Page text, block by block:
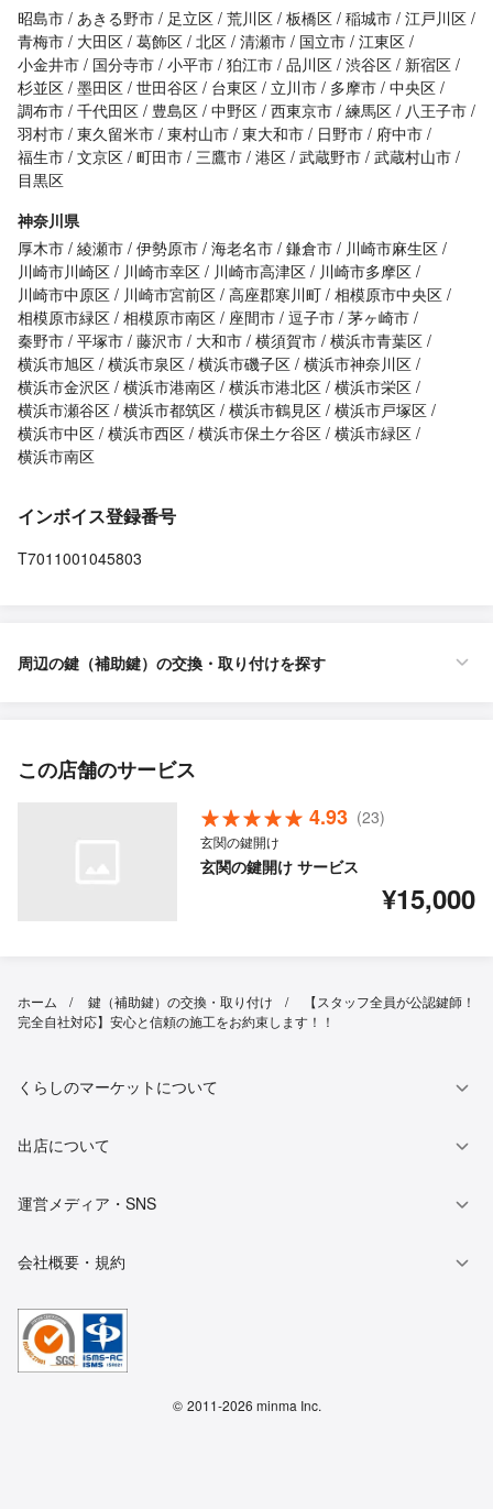
昭島市 あきる野市 足立区 荒川区 板橋区 稲城市 江戸川区
青梅市
大田区 葛飾区 北区 清瀬市 国立市 江東区
小金井市
国分寺市 小平市 狛江市 品川区 渋谷区
新宿区
杉並区 墨田区 世田谷区 台東区 立川市 多摩市 中央区
調布市 千代田区 豊島区 中野区 西東京市 練馬区
八王子市
羽村市 東久留米市 東村山市 東大和市 日野市
府中市
福生市 文京区 町田市 三鷹市 港区 武蔵野市 武蔵村山市
目黒区
神奈川県
厚木市 綾瀬市 伊勢原市 海老名市 鎌倉市
川崎市麻生区
川崎市川崎区
川崎市幸区 川崎市高津区
川崎市多摩区
川崎市中原区
川崎市宮前区 高座郡寒川町 相模原市中央区
相模原市緑区 相模原市南区 座間市 逗子市 茅ヶ崎市
秦野市 平塚市 藤沢市 大和市 横須賀市 横浜市青葉区
横浜市旭区 横浜市泉区 横浜市磯子区 横浜市神奈川区
横浜市金沢区 横浜市港南区 横浜市港北区 横浜市栄区
横浜市瀬谷区 横浜市都筑区 横浜市鶴見区 横浜市戸塚区
横浜市中区 横浜市西区 横浜市保土ケ谷区 横浜市緑区
横浜市南区
インボイス登録番号
T7011001045803
周辺の鍵（補助鍵）の交換・取り付けを探す
この店舗のサービス
4.93 (23)
玄関の鍵開け
玄関の鍵開け サービス
¥15,000
ホーム 鍵（補助鍵）の交換・取り付け
【スタッフ全員が公認鍵師！
完全自社対応】安心と信頼の施工をお約束します！！
くらしのマーケットについて
出店について
運営メディア・SNS
会社概要・規約
© 2011-2026 minma Inc.